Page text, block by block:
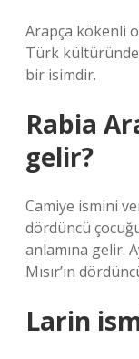
Arapça kökenli
Türk kültüründe
bir isimdir.
Rabia
gelir?
Camiye ismini
dördüncü
anlamına gelir.
Mısır’ın
Larin